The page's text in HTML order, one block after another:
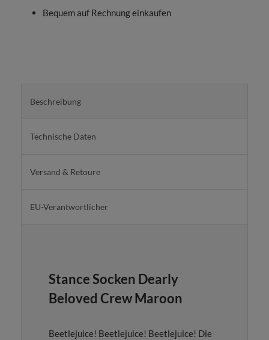
Bequem auf Rechnung einkaufen
Beschreibung
Technische Daten
Versand & Retoure
EU-Verantwortlicher
Stance Socken Dearly
Beloved Crew Maroon
Beetlejuice! Beetlejuice! Beetlejuice! Die